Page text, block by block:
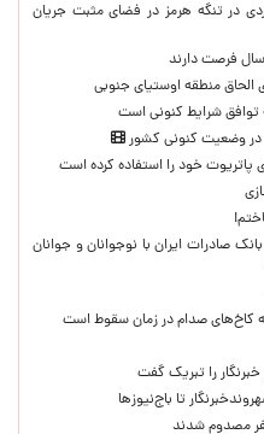
در تنگه هرمز در فضای مثبت جریان
الحاق منطقه اوستیای جنوبی
توافق شرایط کنونی است
در وضعیت کنونی کشور
صادرات ایران با نوجوانان و جوانان
کاخ‌های صدام در زمان سقوط است
را تبریک گفت
تا باج‌نیوزها